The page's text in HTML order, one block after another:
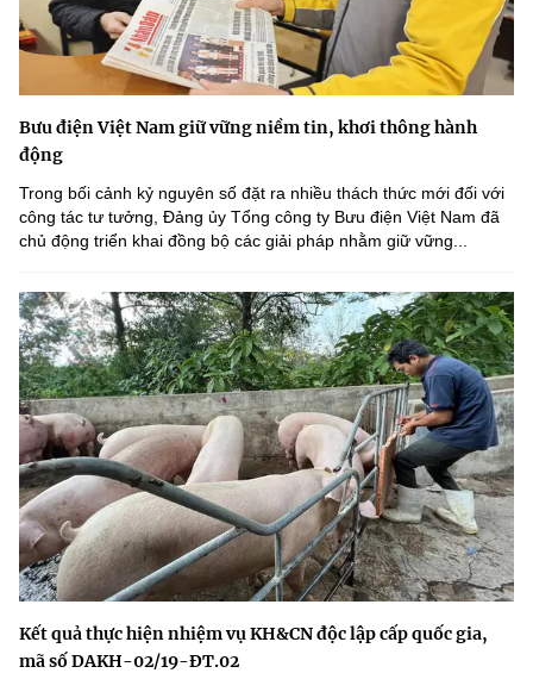
Bưu điện Việt Nam giữ vững niềm tin, khơi thông hành
động
Trong bối cảnh kỷ nguyên số đặt ra nhiều thách thức mới đối với
công tác tư tưởng, Đảng ủy Tổng công ty Bưu điện Việt Nam đã
chủ động triển khai đồng bộ các giải pháp nhằm giữ vững...
Kết quả thực hiện nhiệm vụ KH&CN độc lập cấp quốc gia,
mã số DAKH-02/19-ĐT.02